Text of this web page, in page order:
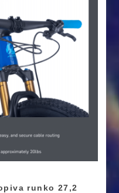
runko 27,2